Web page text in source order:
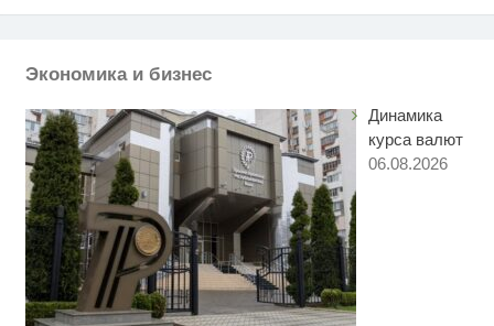
Экономика и бизнес
Динамика
курса валют
06.08.2026